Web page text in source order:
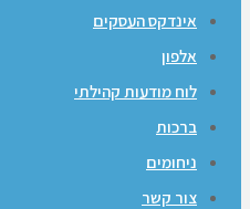
אינדקס העסקים
אלפון
לוח מודעות קהילתי
ברכות
ניחומים
צור קשר